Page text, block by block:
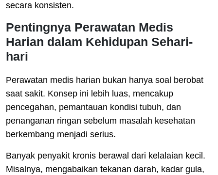
secara konsisten.
Pentingnya Perawatan Medis
Harian dalam Kehidupan Sehari-
hari
Perawatan medis harian bukan hanya soal berobat
saat sakit. Konsep ini lebih luas, mencakup
pencegahan, pemantauan kondisi tubuh, dan
penanganan ringan sebelum masalah kesehatan
berkembang menjadi serius.
Banyak penyakit kronis berawal dari kelalaian kecil.
Misalnya, mengabaikan tekanan darah, kadar gula,